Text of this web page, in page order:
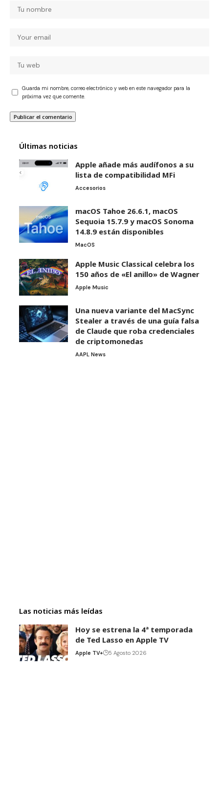
Guarda mi nombre, correo electrónico y web en este navegador para la
próxima vez que comente.
Últimas noticias
Apple añade más audífonos a su
lista de compatibilidad MFi
Accesorios
macOS Tahoe 26.6.1, macOS
Sequoia 15.7.9 y macOS Sonoma
14.8.9 están disponibles
MacOS
Apple Music Classical celebra los
150 años de «El anillo» de Wagner
Apple Music
Una nueva variante del MacSync
Stealer a través de una guía falsa
de Claude que roba credenciales
de criptomonedas
AAPL News
Las noticias más leídas
Hoy se estrena la 4ª temporada
de Ted Lasso en Apple TV
Apple TV+ 5 Agosto 2026